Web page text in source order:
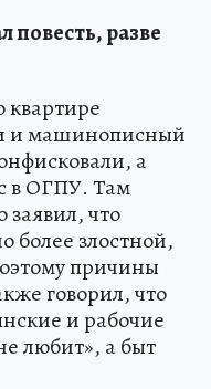
повесть, разве
квартире
и машинописный
а
в ОГПУ. Там
что
более злостной,
причины
говорил, что
и рабочие
любит», а быт